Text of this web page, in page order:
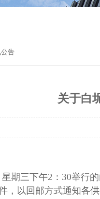
告
关于白
星期三下午2：30举行
，以回邮方式通知各